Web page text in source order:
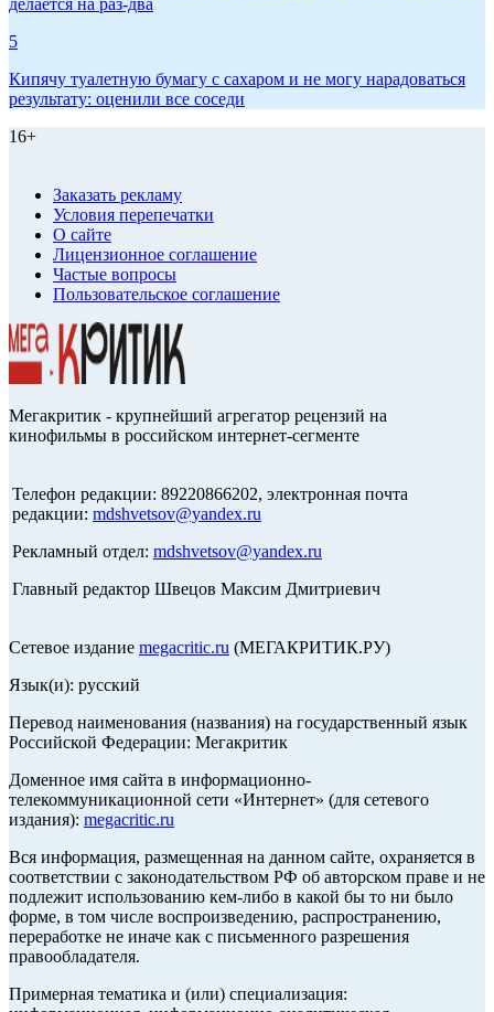
делается на раз-два
5
Кипячу туалетную бумагу с сахаром и не могу нарадоваться
результату: оценили все соседи
16+
Заказать рекламу
Условия перепечатки
О сайте
Лицензионное соглашение
Частые вопросы
Пользовательское соглашение
Мегакритик - крупнейший агрегатор рецензий на
кинофильмы в российском интернет-сегменте
Телефон редакции: 89220866202, электронная почта
редакции: mdshvetsov@yandex.ru
Рекламный отдел: mdshvetsov@yandex.ru
Главный редактор Швецов Максим Дмитриевич
Сетевое издание megacritic.ru (МЕГАКРИТИК.РУ)
Язык(и): русский
Перевод наименования (названия) на государственный язык
Российской Федерации: Мегакритик
Доменное имя сайта в информационно-
телекоммуникационной сети «Интернет» (для сетевого
издания): megacritic.ru
Вся информация, размещенная на данном сайте, охраняется в
соответствии с законодательством РФ об авторском праве и не
подлежит использованию кем-либо в какой бы то ни было
форме, в том числе воспроизведению, распространению,
переработке не иначе как с письменного разрешения
правообладателя.
Примерная тематика и (или) специализация: